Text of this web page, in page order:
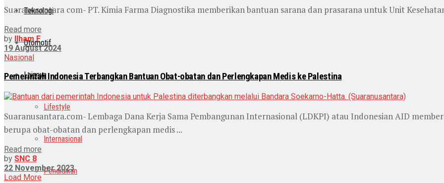
Teknologi
Otomotif
Lainnya
Lifestyle
Internasional
Pendidikan
Suaranusantara com- PT. Kimia Farma Diagnostika memberikan bantuan sarana dan prasarana untuk Unit
Read more
by Ilham F
19 August 2024
Nasional
Pemerintah Indonesia Terbangkan Bantuan Obat-obatan dan Perlengkapan Medis ke Palestina
Suaranusantara.com- Lembaga Dana Kerja Sama Pembangunan Internasional (LDKPI) atau Indonesian AID
berupa obat-obatan dan perlengkapan medis ...
Read more
by SNC 8
22 November 2023
Load More